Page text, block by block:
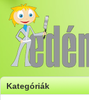
Kategóriák